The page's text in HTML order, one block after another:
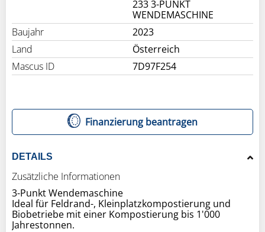
233 3-PUNKT
WENDEMASCHINE
Baujahr
2023
Land
Österreich
Mascus ID
7D97F254
Finanzierung beantragen
DETAILS
Zusätzliche Informationen
3-Punkt Wendemaschine
Ideal für Feldrand-, Kleinplatzkompostierung und
Biobetriebe mit einer Kompostierung bis 1'000
Jahrestonnen.